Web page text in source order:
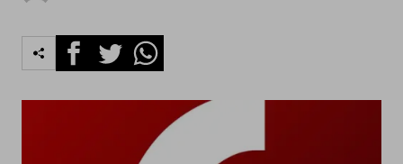
FacebookTwitterWhatsapp